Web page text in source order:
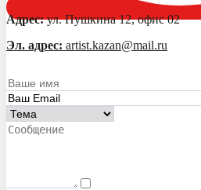
Адрес:ул. Пушкина 12, офис 02
Эл. адрес: artist.kazan@mail.ru